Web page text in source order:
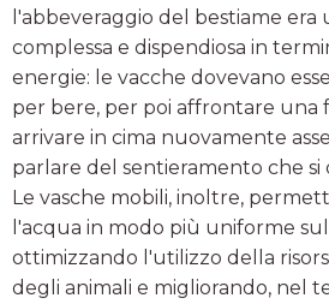
l'abbeveraggio del bestiame era
complessa e dispendiosa in
energie: le vacche dovevano
per bere, per poi affrontare una
arrivare in cima nuovamente
parlare del sentieramento che si
Le vasche mobili, inoltre,
l'acqua in modo più uniforme
ottimizzando l'utilizzo della
degli animali e migliorando, nel